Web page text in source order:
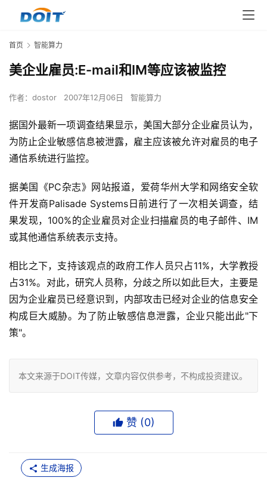
首页 智能算力
美企业雇员:E-mail和IM等应该被监控
作者： dostor 2007年12月06日 智能算力
据国外最新一项调查结果显示，美国大部分企业雇员认为，
为防止企业敏感信息被泄露，雇主应该被允许对雇员的电子
通信系统进行监控。
据美国《PC杂志》网站报道，爱荷华州大学和网络安全软
件开发商Palisade Systems日前进行了一次相关调查，结
果发现，100%的企业雇员对企业扫描雇员的电子邮件、IM
或其他通信系统表示支持。
相比之下，支持该观点的政府工作人员只占11%，大学教授
占31%。对此，研究人员称，分歧之所以如此巨大，主要是
因为企业雇员已经意识到，内部攻击已经对企业的信息安全
构成巨大威胁。为了防止敏感信息泄露，企业只能出此"下
策"。
本文来源于DOIT传媒，文章内容仅供参考，不构成投资建议。
赞 (0)
生成海报